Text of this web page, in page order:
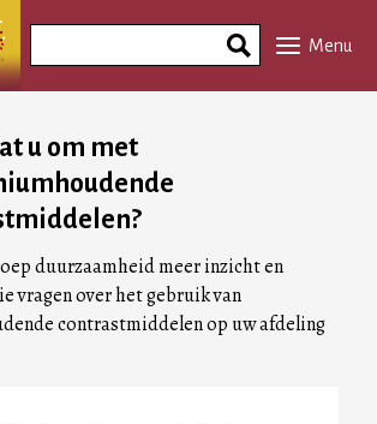
Phrase
Menu
u om met
duurzaamheid meer inzicht en
vragen over het gebruik van
contrastmiddelen op uw afdeling